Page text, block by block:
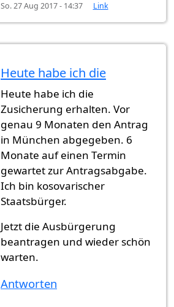
So. 27 Aug 2017 - 14:37 Link
Heute habe ich die
Heute habe ich die
Zusicherung erhalten. Vor
genau 9 Monaten den Antrag
in München abgegeben. 6
Monate auf einen Termin
gewartet zur Antragsabgabe.
Ich bin kosovarischer
Staatsbürger.
Jetzt die Ausbürgerung
beantragen und wieder schön
warten.
Antworten